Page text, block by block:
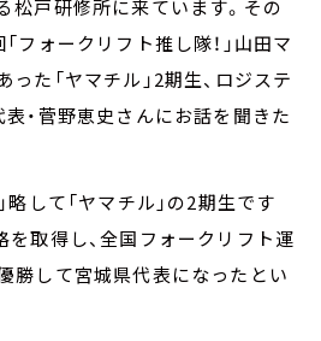
松戸研修所に来ています。その
フォークリフト推し隊！」山田マ
た「ヤマチル」2期生、ロジステ
表・菅野恵史さんにお話を聞きた
略して「ヤマチル」の2期生です
を取得し、全国フォークリフト運
勝して宮城県代表になったとい